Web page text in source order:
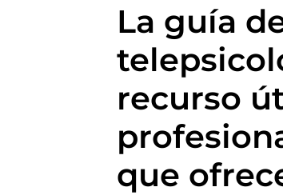
La guía
recurso
que